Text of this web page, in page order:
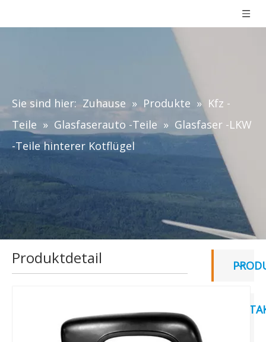
Sie sind hier: Zuhause » Produkte » Kfz -
Teile » Glasfaserauto -Teile » Glasfaser -LKW
-Teile hinterer Kotflügel
Produktdetail